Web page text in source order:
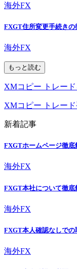
海外FX
FXGT住所変更手続きの
海外FX
もっと読む
XMコピー トレー
XMコピー トレー
新着記事
FXGTホームページ徹底
海外FX
FXGT本社について徹底
海外FX
FXGT本人確認なしでの
海外FX